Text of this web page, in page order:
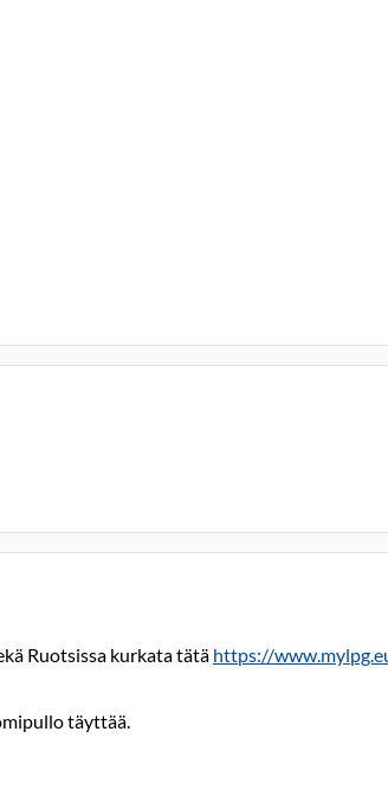
Ruotsissa kurkata tätä https://
täyttää.